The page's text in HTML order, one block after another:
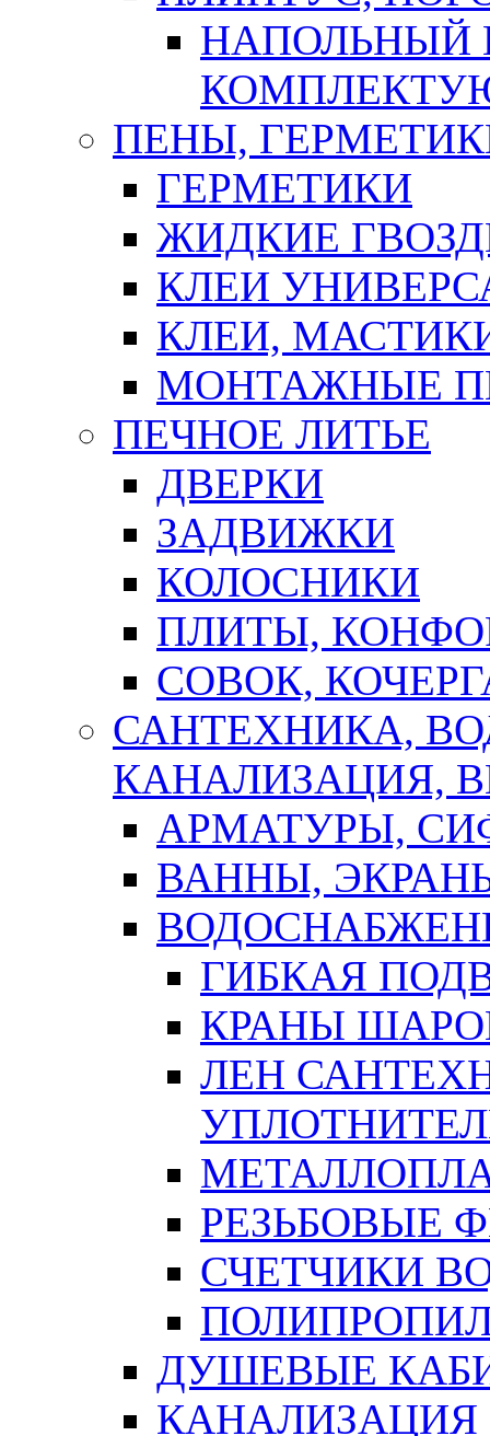
НАПОЛЬНЫЙ
ПЕНЫ,
ГЕРМЕТИКИ
ЖИДКИЕ
КЛЕИ
КЛЕИ,
МОНТАЖНЫЕ
ПЕЧНОЕ ЛИТЬЕ
ДВЕРКИ
ЗАДВИЖКИ
КОЛОСНИКИ
ПЛИТЫ,
СОВОК,
САНТЕХНИКА,
КАНАЛИЗАЦИЯ,
АРМАТУРЫ,
ВАННЫ,
ГИБКАЯ
КРАНЫ
ЛЕН
РЕЗЬБОВЫЕ
СЧЕТЧИКИ
ДУШЕВЫЕ
КАНАЛИЗАЦИЯ